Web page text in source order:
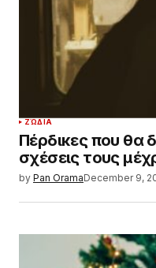
ΖΏΔΙΑ
Πέρδικες που θα
σχέσεις τους
by Pan OramaDecember 9,